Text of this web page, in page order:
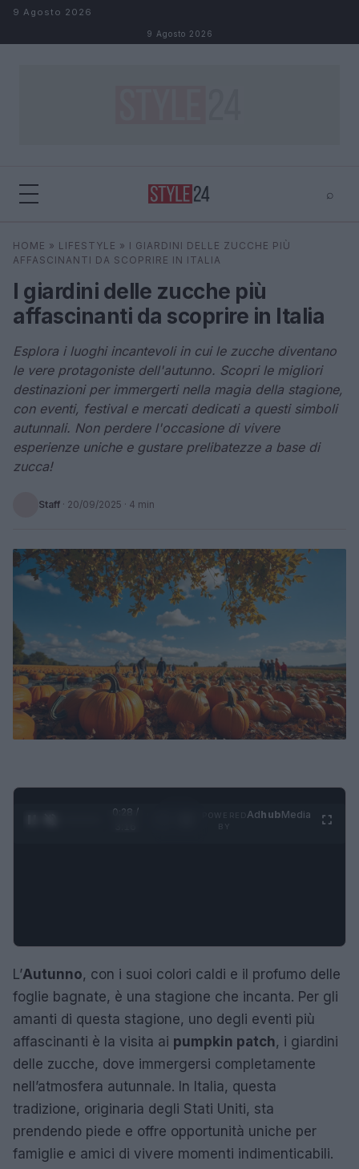
Salta al contenuto
9 Agosto 2026
9 Agosto 2026
⌕
Cerca
HOME » LIFESTYLE » I GIARDINI DELLE ZUCCHE PIÙ
AFFASCINANTI DA SCOPRIRE IN ITALIA
I giardini delle zucche più
affascinanti da scoprire in Italia
Esplora i luoghi incantevoli in cui le zucche diventano
le vere protagoniste dell'autunno. Scopri le migliori
destinazioni per immergerti nella magia della stagione,
con eventi, festival e mercati dedicati a questi simboli
autunnali. Non perdere l'occasione di vivere
esperienze uniche e gustare prelibatezze a base di
zucca!
Staff · 20/09/2025 · 4 min
0:29 /
AdhubMedia
L’Autunno, con i suoi colori caldi e il profumo delle
foglie bagnate, è una stagione che incanta. Per gli
amanti di questa stagione, uno degli eventi più
affascinanti è la visita ai pumpkin patch, i giardini
delle zucche, dove immergersi completamente
nell’atmosfera autunnale. In Italia, questa
tradizione, originaria degli Stati Uniti, sta
prendendo piede e offre opportunità uniche per
famiglie e amici di vivere momenti indimenticabili.